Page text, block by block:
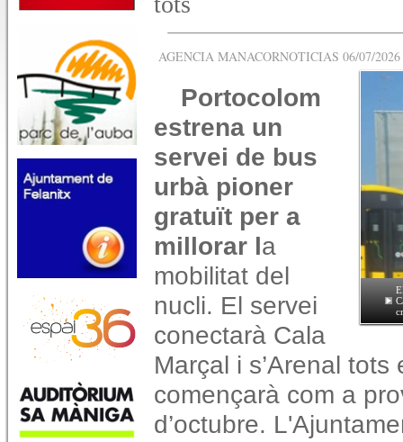
AGENCIA MANACORNOTICIAS 06/07/
Portocolom
estrena un
servei de bus
urbà pioner
gratuït per a
millorar la
mobilitat del
nucli. El servei
conectarà Cala
Marçal i s’Arenal
començarà com a
d’octubre.